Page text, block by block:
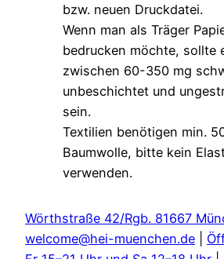
bzw. neuen Druckdatei.
Wenn man als Träger
bedrucken möchte, sollte
zwischen 60-350 mg
unbeschichtet und
sein.
Textilien benötigen min.
Baumwolle, bitte kein
verwenden.
Wörthstraße 42/Rgb. 81667
welcome@hei-muenchen.de